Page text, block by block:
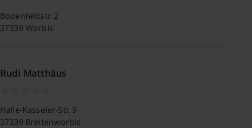
Bodenfeldstr. 2
37339 Worbis
Rudi Matthäus
Halle-Kasseler-Str. 9
37339 Breitenworbis